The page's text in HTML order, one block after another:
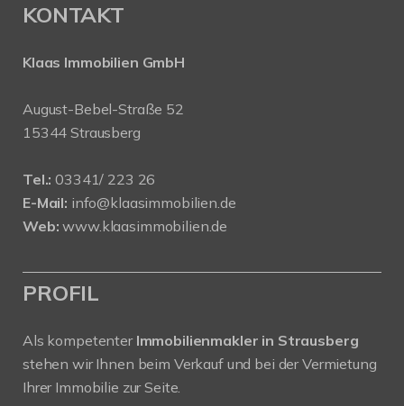
KONTAKT
Klaas Immobilien GmbH
August-Bebel-Straße 52
15344 Strausberg
Tel.: 03341/ 223 26
E-Mail: info@klaasimmobilien.de
Web: www.klaasimmobilien.de
PROFIL
Als kompetenter Immobilienmakler in Strausberg
stehen wir Ihnen beim Verkauf und bei der Vermietung
Ihrer Immobilie zur Seite.